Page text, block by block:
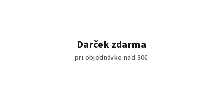
v
ý
Darček zdarma
pri objednávke nad 30€